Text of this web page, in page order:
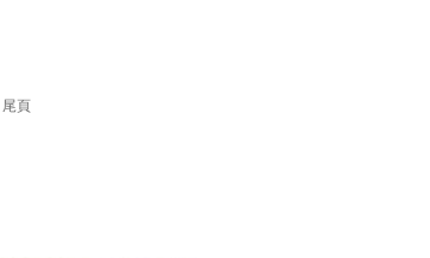
尾頁